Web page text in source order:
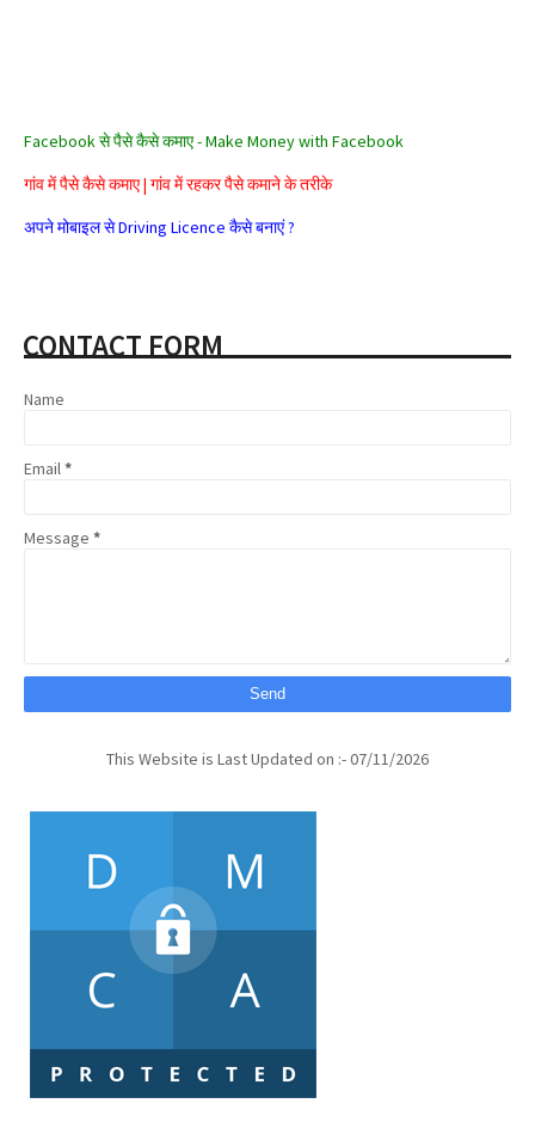
Facebook से पैसे कैसे कमाए - Make Money with Facebook
गांव में पैसे कैसे कमाए | गांव में रहकर पैसे कमाने के तरीके
अपने मोबाइल से Driving Licence कैसे बनाएं ?
सरकार के ये 5 जरूरी ऐप जो हैं आपके बड़े काम के
Share Market क्या है | Share Market से पैसे कैसे कमाए
CONTACT FORM
Name
Email *
Message *
This Website is Last Updated on :- 07/11/2026